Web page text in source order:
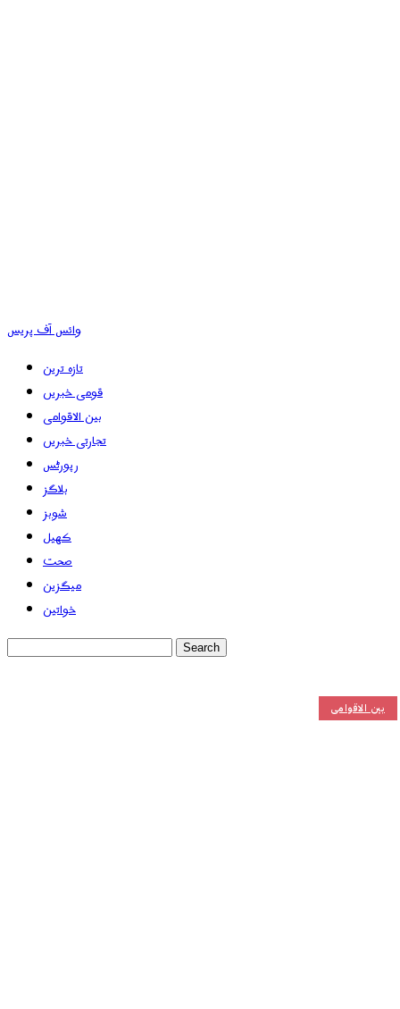
وائس آف پریس
تازہ ترین
قومی خبریں
بین الاقوامی
تجارتی خبریں
رپورٹس
بلاگز
شوبز
کھیل
صحت
میگزین
خواتین
بین الاقوامی